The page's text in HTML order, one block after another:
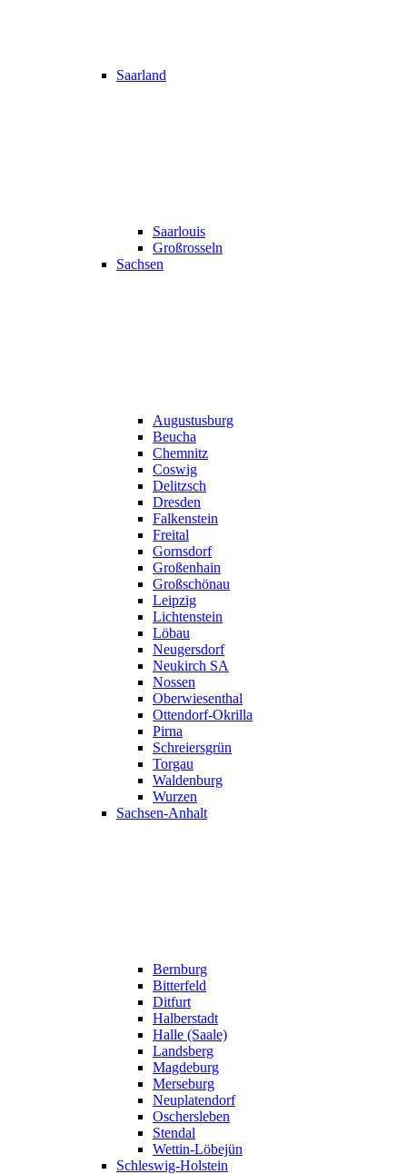
Saarland
Saarlouis
Großrosseln
Sachsen
Augustusburg
Beucha
Chemnitz
Coswig
Delitzsch
Dresden
Falkenstein
Freital
Gornsdorf
Großenhain
Großschönau
Leipzig
Lichtenstein
Löbau
Neugersdorf
Neukirch SA
Nossen
Oberwiesenthal
Ottendorf-Okrilla
Pirna
Schreiersgrün
Torgau
Waldenburg
Wurzen
Sachsen-Anhalt
Bernburg
Bitterfeld
Ditfurt
Halberstadt
Halle (Saale)
Landsberg
Magdeburg
Merseburg
Neuplatendorf
Oschersleben
Stendal
Wettin-Löbejün
Schleswig-Holstein